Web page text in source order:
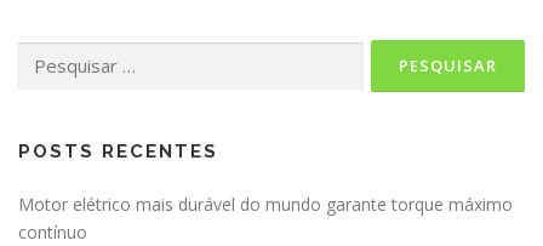
por:
POSTS RECENTES
Motor elétrico mais durável do mundo garante torque máximo
contínuo